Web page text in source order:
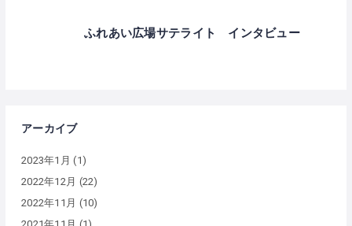
ふれあい広場サテライト インタビュー
アーカイブ
2023年1月 (1)
2022年12月 (22)
2022年11月 (10)